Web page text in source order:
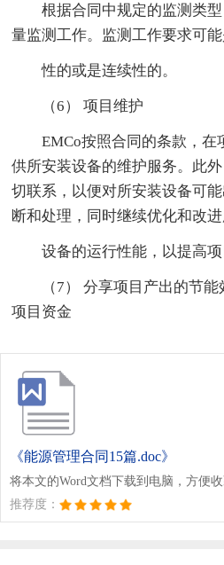
根据合同中规定的监测类
量监测工作。监测工作要求可
性的或是连续性的。
（6） 项目维护
EMCo按照合同的条款，
供所安装设备的维护服务。此
切联系，以便对所安装设备可
断和处理，同时继续优化和改
设备的运行性能，以提高
（7） 分享项目产出的节
项目资金
《能源管理合同15篇.doc》
将本文的Word文档下载到电脑，方便
推荐度：